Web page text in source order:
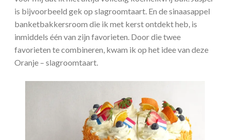
is bijvoorbeeld gek op slagroomtaart. En de sinaasappel
banketbakkersroom die ik met kerst ontdekt heb, is
inmiddels één van zijn favorieten. Door die twee
favorieten te combineren, kwam ik op het idee van deze
Oranje – slagroomtaart.